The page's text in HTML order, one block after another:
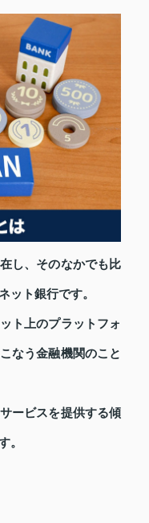
し、そのなかでも比
ット銀行です。
ト上のプラットフォ
なう金融機関のこと
ービスを提供する傾
。